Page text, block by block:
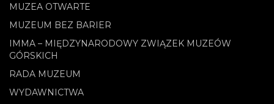
MUZEA OTWARTE
MUZEUM BEZ BARIER
IMMA – MIĘDZYNARODOWY ZWIĄZEK MUZEÓW
GÓRSKICH
RADA MUZEUM
WYDAWNICTWA